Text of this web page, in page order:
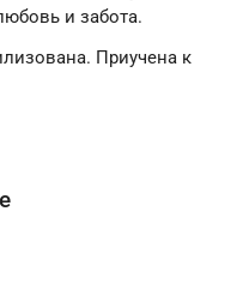
и забота.
Приучена к